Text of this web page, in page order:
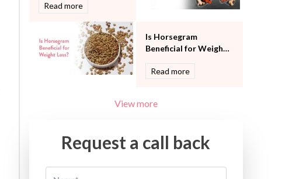
Read more
Is Horsegram
Beneficial for Weight
Read more
View more
Request a call back